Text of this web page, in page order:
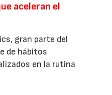
aceleran el
gran parte del
de hábitos
en la rutina